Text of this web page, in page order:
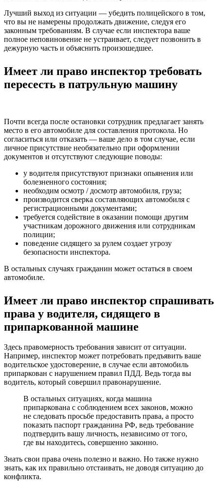
Лучший выход из ситуации — убедить полицейского в том,
что вы не намерены продолжать движение, следуя его
законным требованиям. В случае если инспектора ваше
полное неповиновение не устраивает, следует позвонить в
дежурную часть и объяснить произошедшее.
Имеет ли право инспектор требовать
пересесть в патрульную машину
Почти всегда после остановки сотрудник предлагает занять
место в его автомобиле для составления протокола. Но
согласиться или отказать — ваше дело в том случае, если
личное присутствие необязательно при оформлении
документов и отсутствуют следующие поводы:
у водителя присутствуют признаки опьянения или
болезненного состояния;
необходим осмотр / досмотр автомобиля, груза;
производится сверка составляющих автомобиля с
регистрационными документами;
требуется содействие в оказании помощи другим
участникам дорожного движения или сотрудникам
полиции;
поведение сидящего за рулем создает угрозу
безопасности инспектора.
В остальных случаях гражданин может остаться в своем
автомобиле.
Имеет ли право инспектор спрашивать
права у водителя, сидящего в
припаркованной машине
Здесь правомерность требования зависит от ситуации.
Например, инспектор может потребовать предъявить ваше
водительское удостоверение, в случае если автомобиль
припаркован с нарушением правил ПДД. Ведь тогда вы
водитель, который совершил правонарушение.
В остальных ситуациях, когда машина
припаркована с соблюдением всех законов, можно
не следовать просьбе предоставить права, а просто
показать паспорт гражданина РФ, ведь требование
подтвердить вашу личность, независимо от того,
где вы находитесь, совершенно законно.
Знать свои права очень полезно и важно. Но также нужно
знать, как их правильно отстаивать, не доводя ситуацию до
конфликта.